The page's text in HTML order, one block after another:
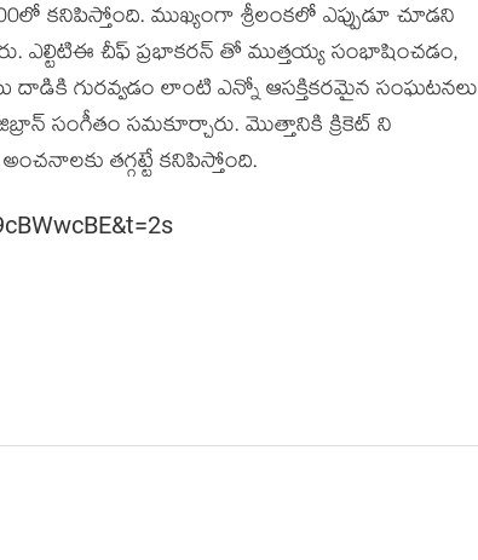
కనిపిస్తోంది. ముఖ్యంగా శ్రీలంకలో ఎప్పుడూ చూడని
ఎల్టిటిఈ చీఫ్ ప్రభాకరన్ తో ముత్తయ్య సంభాషించడం,
దాడికి గురవ్వడం లాంటి ఎన్నో ఆసక్తికరమైన సంఘటనలు
సంగీతం సమకూర్చారు. మొత్తానికి క్రికెట్ ని
తగ్గట్టే కనిపిస్తోంది.